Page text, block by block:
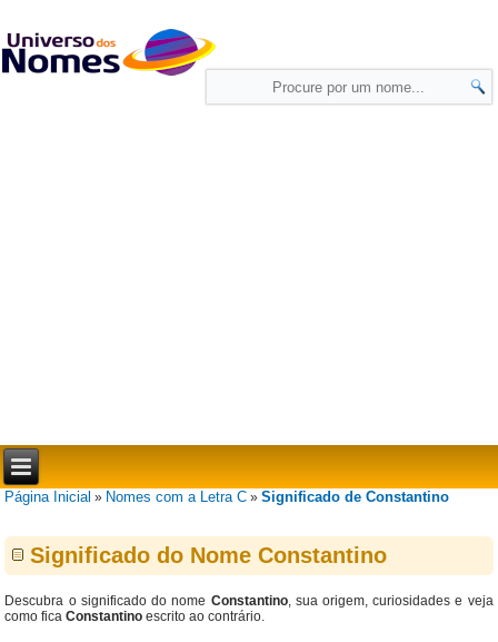
Página Inicial » Nomes com a Letra C »Significado de Constantino
Significado do Nome Constantino
Descubra o significado do nome Constantino, sua origem, curiosidades e veja
como ficaConstantino escrito ao contrário.